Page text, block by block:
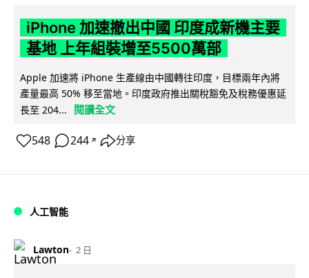
iPhone 加速撤出中國 印度成新機主要
基地 上年組裝增至5500萬部
Apple 加速將 iPhone 生產線由中國轉往印度，目標兩年內將
產量最高 50% 移至當地。印度政府推出關稅豁免及稅務優惠延
長至 204...
閱讀全文
548 244 ↗ 分享
人工智能
Lawton 2 日